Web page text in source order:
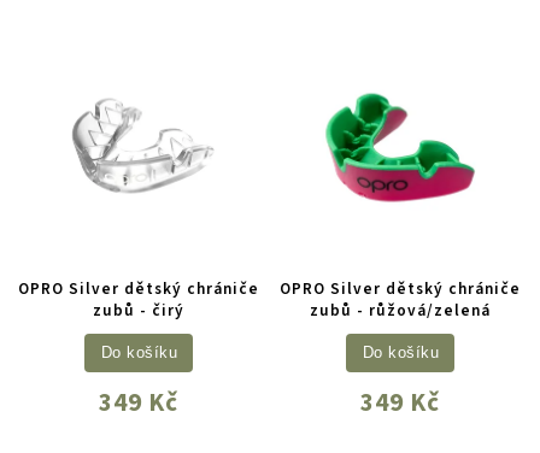
OPRO Silver dětský chrániče
zubů - čirý
349 Kč
Do košíku
OPRO Silver dětský chrániče
zubů - růžová/zelená
349 Kč
Do košíku